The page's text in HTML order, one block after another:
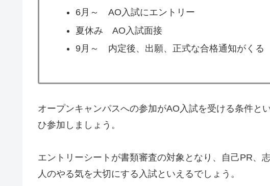
6月～ AO入試にエントリー
夏休み AO入試面接
9月～ 内定後、出願、正式な合格通知がくる
オープンキャンパスへの参加がAO入試を受ける条件と
ひ参加しましょう。
エントリーシートが書類審査の対象となり、自己PR、
人のやる気を大切にする入試といえるでしょう。